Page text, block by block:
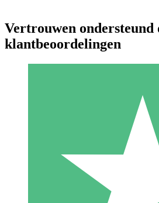
Individuele
Betaal per gebruik met
Vertrouwen ondersteund
klantbeoordelingen